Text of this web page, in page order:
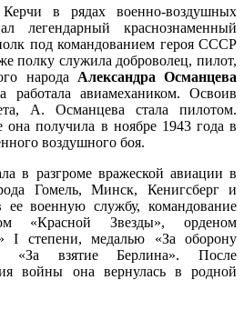
Керчи в рядах военно-воздушных
легендарный краснознаменный
под командованием героя СССР
полку служила доброволец, пилот,
народа Александра Османцева
работала авиамехаником. Освоив
А. Османцева стала пилотом.
она получила в ноябре 1943 года в
воздушного боя.
в разгроме вражеской авиации в
Гомель, Минск, Кенигсберг и
военную службу, командование
«Красной Звезды», орденом
I степени, медалью «За оборону
«За взятие Берлина». После
войны она вернулась в родной